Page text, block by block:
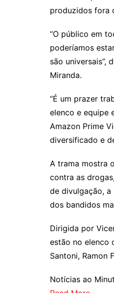
produzidos fora
“O público em
poderíamos
são universais”,
Miranda.
“É um prazer
elenco e equipe
Amazon Prime
diversificado e
A trama mostra
contra as
de divulgação,
dos bandidos
Dirigida por
estão no elenco
Santoni, Ramon
Notícias ao